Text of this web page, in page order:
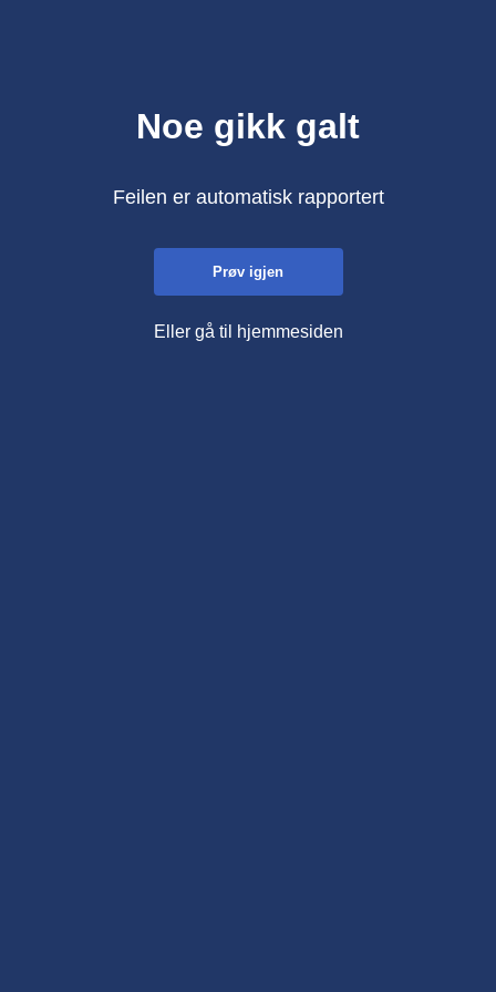
Noe gikk galt
Feilen er automatisk rapportert
Prøv igjen
Eller gå til hjemmesiden